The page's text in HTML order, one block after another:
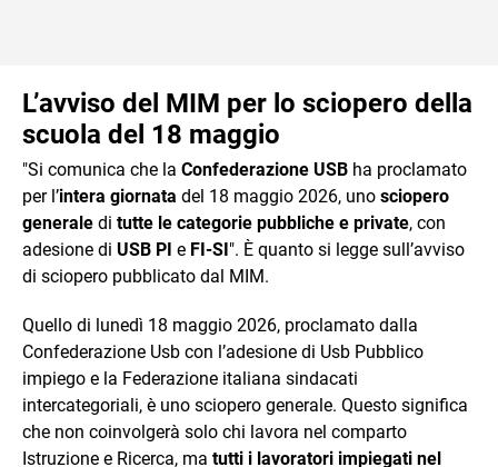
L’avviso del MIM per lo sciopero della
scuola del 18 maggio
"Si comunica che la Confederazione USB ha proclamato
per l’intera giornata del 18 maggio 2026, uno sciopero
generale di tutte le categorie pubbliche e private, con
adesione di USB PI e FI-SI". È quanto si legge sull’avviso
di sciopero pubblicato dal MIM.
Quello di lunedì 18 maggio 2026, proclamato dalla
Confederazione Usb con l’adesione di Usb Pubblico
impiego e la Federazione italiana sindacati
intercategoriali, è uno sciopero generale. Questo significa
che non coinvolgerà solo chi lavora nel comparto
Istruzione e Ricerca, ma tutti i lavoratori impiegati nel